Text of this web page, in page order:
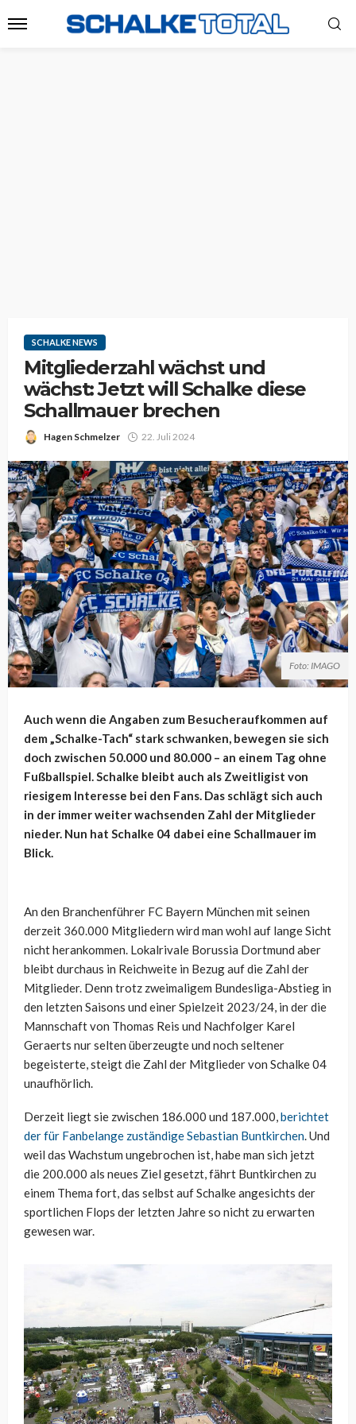
SCHALKE NEWS
Mitgliederzahl wächst und
wächst: Jetzt will Schalke diese
Schallmauer brechen
Hagen Schmelzer 22. Juli 2024
Foto: IMAGO
Auch wenn die Angaben zum Besucheraufkommen auf
dem „Schalke-Tach“ stark schwanken, bewegen sie sich
doch zwischen 50.000 und 80.000 – an einem Tag ohne
Fußballspiel. Schalke bleibt auch als Zweitligist von
riesigem Interesse bei den Fans. Das schlägt sich auch
in der immer weiter wachsenden Zahl der Mitglieder
nieder. Nun hat Schalke 04 dabei eine Schallmauer im
Blick.
An den Branchenführer FC Bayern München mit seinen
derzeit 360.000 Mitgliedern wird man wohl auf lange Sicht
nicht herankommen. Lokalrivale Borussia Dortmund aber
bleibt durchaus in Reichweite in Bezug auf die Zahl der
Mitglieder. Denn trotz zweimaligem Bundesliga-Abstieg in
den letzten Saisons und einer Spielzeit 2023/24, in der die
Mannschaft von Thomas Reis und Nachfolger Karel
Geraerts nur selten überzeugte und noch seltener
begeisterte, steigt die Zahl der Mitglieder von Schalke 04
unaufhörlich.
Derzeit liegt sie zwischen 186.000 und 187.000,berichtet
der für Fanbelange zuständige Sebastian Buntkirchen. Und
weil das Wachstum ungebrochen ist, habe man sich jetzt
die 200.000 als neues Ziel gesetzt, fährt Buntkirchen zu
einem Thema fort, das selbst auf Schalke angesichts der
sportlichen Flops der letzten Jahre so nicht zu erwarten
gewesen war.